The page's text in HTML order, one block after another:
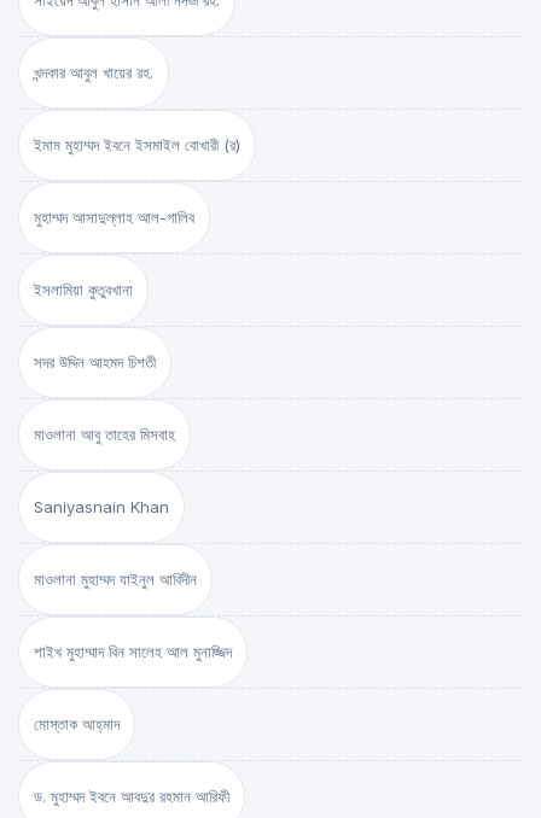
খন্দকার আবুল খায়ের রহ.
ইমাম মুহাম্মদ ইবনে ইসমাইল বোখারী (র)
মুহাম্মদ আসাদুল্লাহ আল-গালিব
ইসলামিয়া কুতুবখানা
সদর উদ্দিন আহমদ চিশতী
মাওলানা আবু তাহের মিসবাহ
Saniyasnain Khan
মাওলানা মুহাম্মদ যাইনুল আবিদীন
শাইখ মুহাম্মাদ বিন সালেহ আল মুনাজ্জিদ
মোস্তাক আহ্‌মাদ
ড. মুহাম্মদ ইবনে আবদুর রহমান আরিফী